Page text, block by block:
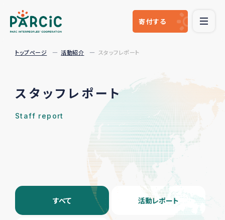
寄付する
トップページ 活動紹介 スタッフレポート
スタッフレポート
Staff report
すべて 活動レポート